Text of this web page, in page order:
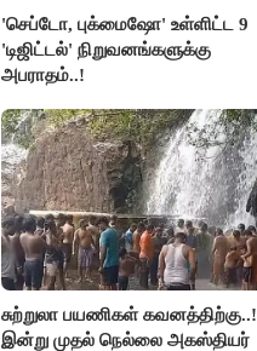
'செப்டோ, புக்மைஷோ' உள்ளிட்ட 9
'டிஜிட்டல்' நிறுவனங்களுக்கு
அபராதம்..!
சுற்றுலா பயணிகள் கவனத்திற்கு..!
இன்று முதல் நெல்லை அகஸ்தியர்